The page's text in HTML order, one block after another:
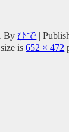
By ひで |
size is652 × 472